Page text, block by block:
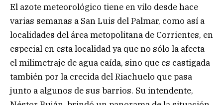
El azote meteorológico tiene en vilo desde hace
varias semanas a San Luis del Palmar, como así a
localidades del área metopolitana de Corrientes, en
especial en esta localidad ya que no sólo la afecta
el milimetraje de agua caída, sino que es castigada
también por la crecida del Riachuelo que pasa
junto a algunos de sus barrios. Su intendente,